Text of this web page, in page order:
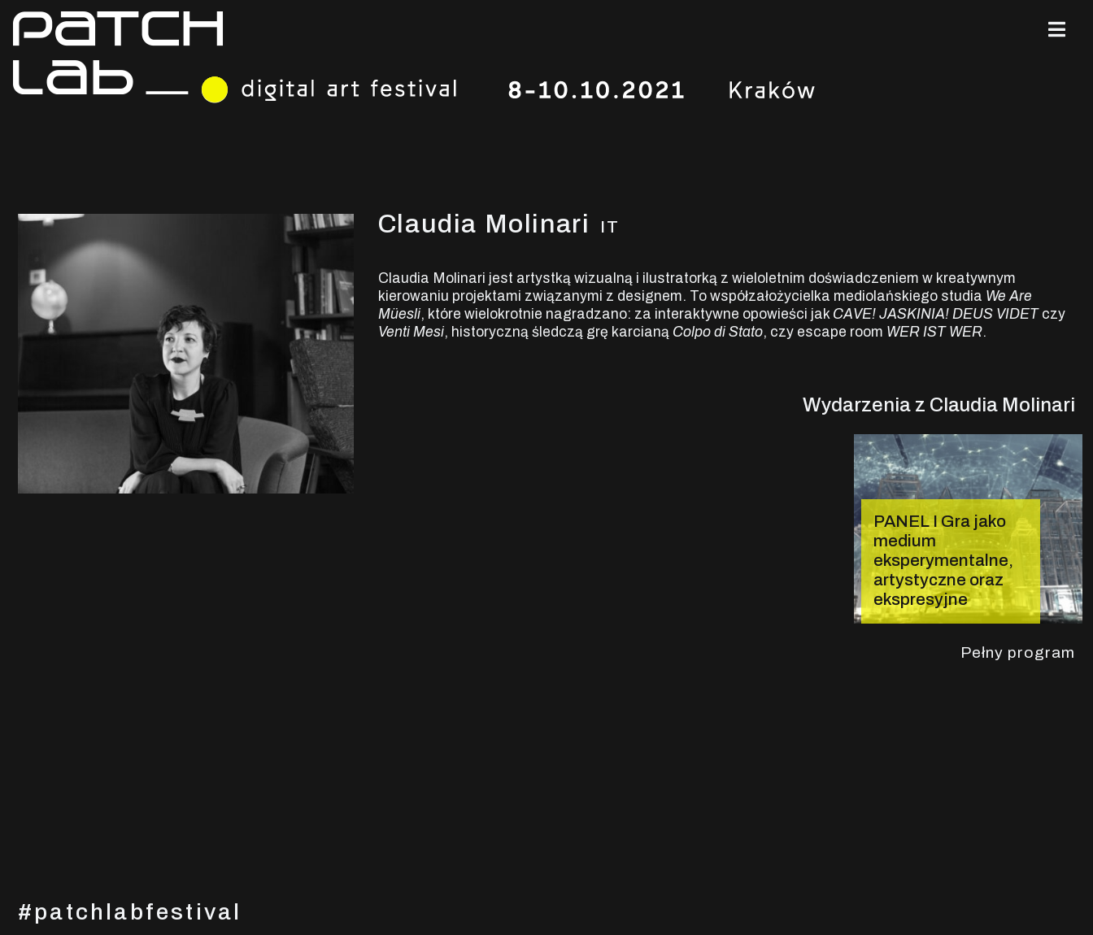
Claudia Molinari IT
Claudia Molinari jest artystką wizualną i ilustratorką z wieloletnim doświadczeniem w kreatywnym
kierowaniu projektami związanymi z designem. To współzałożycielka mediolańskiego studia We Are
Müesli, które wielokrotnie nagradzano: za interaktywne opowieści jak CAVE! JASKINIA! DEUS VIDETczy
Venti Mesi, historyczną śledczą grę karcianą Colpo di Stato, czy escape room WER IST WER.
Wydarzenia z Claudia Molinari
PANEL I Gra jako
medium
eksperymentalne,
artystyczne oraz
ekspresyjne
Pełny program
#patchlabfestival